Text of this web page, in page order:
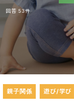
回答 53件
親子関係 遊び/学び